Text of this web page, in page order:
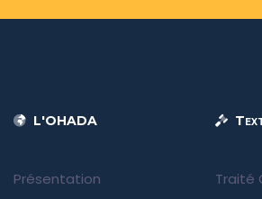
L'OHADA
Présentation
Traité